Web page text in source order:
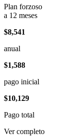
Plan forzoso
a 12 meses
$8,541
anual
$1,588
pago inicial
$10,129
Pago total
Ver completo